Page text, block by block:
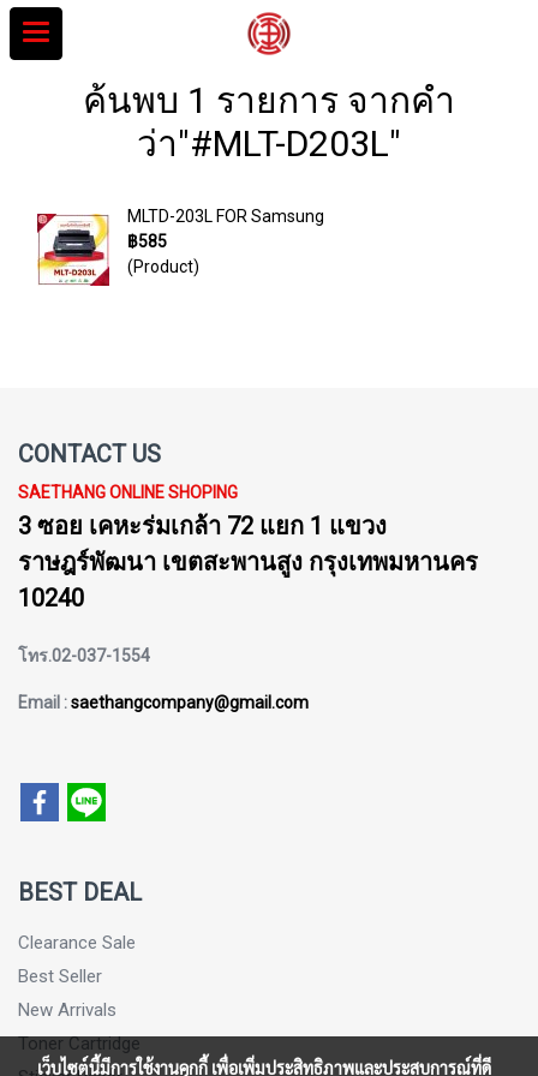
ค้นพบ 1 รายการ จากคำ
ว่า"#MLT-D203L"
MLTD-203L FOR Samsung
฿585
(Product)
CONTACT US
SAETHANG ONLINE SHOPING
3 ซอย เคหะร่มเกล้า 72 แยก 1 แขวง
ราษฎร์พัฒนา เขตสะพานสูง กรุงเทพมหานคร
10240
โทร.02-037-1554
Email :saethangcompany@gmail.com
BEST DEAL
Clearance Sale
Best Seller
New Arrivals
Toner Cartridge
เว็บไซต์นี้มีการใช้งานคุกกี้ เพื่อเพิ่มประสิทธิภาพและประสบการณ์ที่ดี